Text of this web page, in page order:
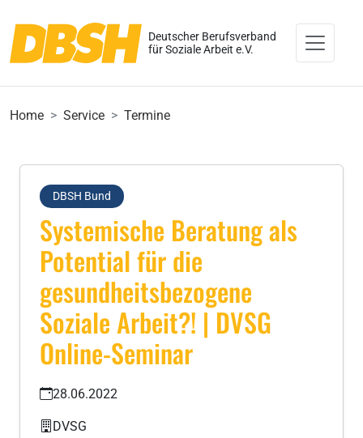
Deutscher Berufsverband
für Soziale Arbeit e.V.
Home Service Termine
DBSH Bund
Systemische Beratung als
Potential für die
gesundheitsbezogene
Soziale Arbeit?! | DVSG
Online-Seminar
28.06.2022
DVSG